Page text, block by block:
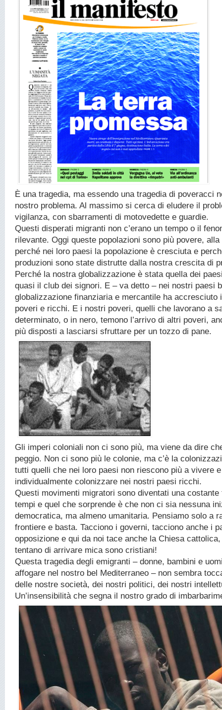
È una tragedia, ma essendo una tragedia di poveracci
nostro problema. Al massimo si cerca di eludere il
vigilanza, con sbarramenti di motovedette e guardie.
Questi disperati migranti non c’erano un tempo o il
rilevante. Oggi queste popolazioni sono più povere,
perché nei loro paesi la popolazione è cresciuta e
produzioni sono state distrutte dalla nostra crescita di
Perché la nostra globalizzazione è stata quella dei
quasi il club dei signori. E – va detto – nei nostri paesi
globalizzazione finanziaria e mercantile ha accresciuto
poveri e ricchi. E i nostri poveri, quelli che lavorano a
determinato, o in nero, temono l’arrivo di altri poveri,
più disposti a lasciarsi sfruttare per un tozzo di pane.
Gli imperi coloniali non ci sono più, ma viene da dire
peggio. Non ci sono più le colonie, ma c’è la
tutti quelli che nei loro paesi non riescono più a vivere
individualmente colonizzare nei nostri paesi ricchi.
Questi movimenti migratori sono diventati una
tempi e quel che sorprende è che non ci sia nessuna
democratica, ma almeno umanitaria. Pensiamo solo a
frontiere e basta. Tacciono i governi, tacciono anche i
opposizione e qui da noi tace anche la Chiesa
tentano di arrivare mica sono cristiani!
Questa tragedia degli emigranti – donne, bambini e
affogare nel nostro bel Mediterraneo – non sembra
delle nostre società, dei nostri politici, dei nostri
Un’insensibilità che segna il nostro grado di